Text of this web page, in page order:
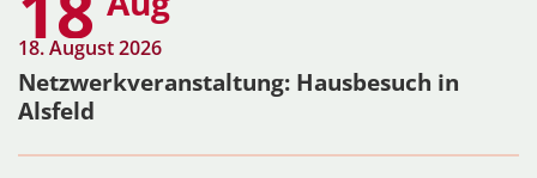
18. August 2026
Netzwerkveranstaltung: Hausbesuch in
Alsfeld